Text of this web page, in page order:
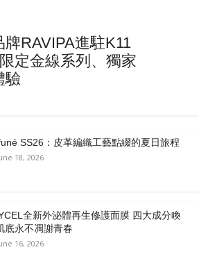
RAVIPA進駐K11
定金線系列、獨家
驗
SS26：皮革編織工藝點綴的夏日旅程
18, 2026
全新外泌體再生修護面膜 四大成分喚
底永不凋謝青春
16, 2026